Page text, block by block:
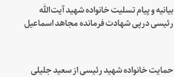
بیانیه و پیام تسلیت خانواده شهید آیت‌الله
رئیسی درپی شهادت فرمانده مجاهد اسماعیل
حمایت خانواده شهید رئیسی از سعید جلیلی